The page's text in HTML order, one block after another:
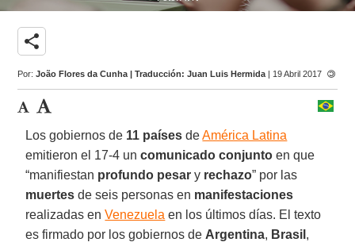
share
Por:João Flores da Cunha | Traducción: Juan Luis Hermida | 19 Abril 2017
Los gobiernos de 11 países deAmérica Latina
emitieron el 17-4 uncomunicado conjunto en que
“manifiestan profundo pesar y rechazo” por las
muertes de seis personas en manifestaciones
realizadas enVenezuela en los últimos días. El texto
es firmado por los gobiernos de Argentina, Brasil ,